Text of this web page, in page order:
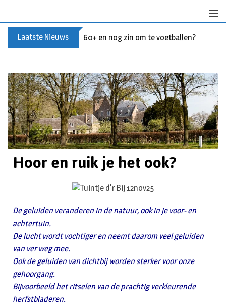
Laatste Nieuws Buxusplanten in brand in Biezenmortel,
Hoor en ruik je het ook?
De geluiden veranderen in de natuur, ook in je voor- en
achtertuin.
De lucht wordt vochtiger en neemt daarom veel geluiden
van ver weg mee.
Ook de geluiden van dichtbij worden sterker voor onze
gehoorgang.
Bijvoorbeeld het ritselen van de prachtig verkleurende
herfstbladeren.